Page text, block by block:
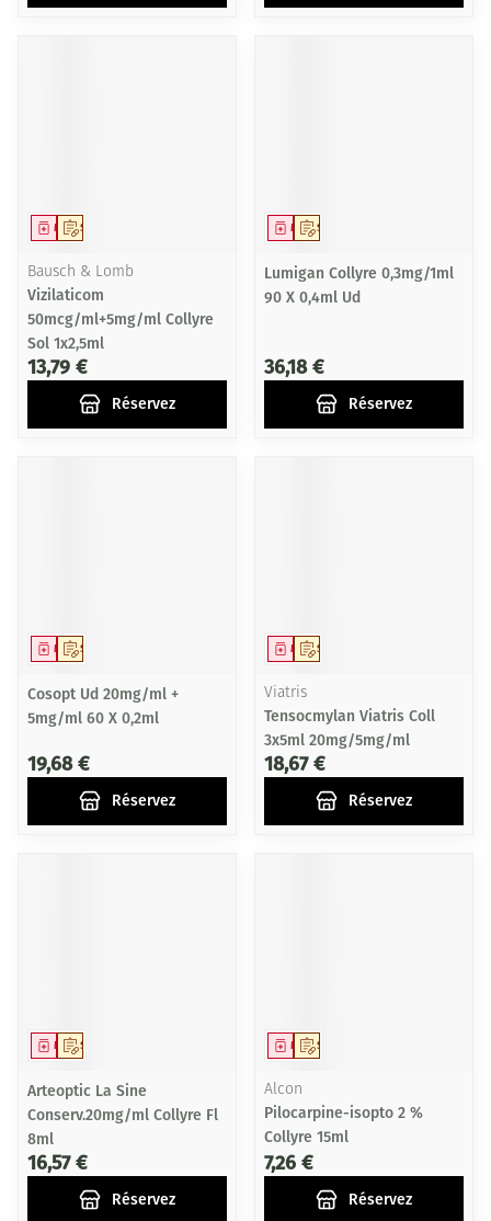
Sur prescription
Médicament
Bausch & Lomb
Vizilaticom
50mcg/ml+5mg/ml Collyre
Sol 1x2,5ml
13,79 €
Réservez
Sur prescription
Médicament
Lumigan Collyre 0,3mg/1ml
90 X 0,4ml Ud
36,18 €
Réservez
Sur prescription
Médicament
Cosopt Ud 20mg/ml +
5mg/ml 60 X 0,2ml
19,68 €
Réservez
Sur prescription
Médicament
Viatris
Tensocmylan Viatris Coll
3x5ml 20mg/5mg/ml
18,67 €
Réservez
Sur prescription
Médicament
Arteoptic La Sine
Conserv.20mg/ml Collyre Fl
8ml
16,57 €
Réservez
Sur prescription
Médicament
Alcon
Pilocarpine-isopto 2 %
Collyre 15ml
7,26 €
Réservez